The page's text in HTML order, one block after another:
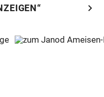
chevron_right